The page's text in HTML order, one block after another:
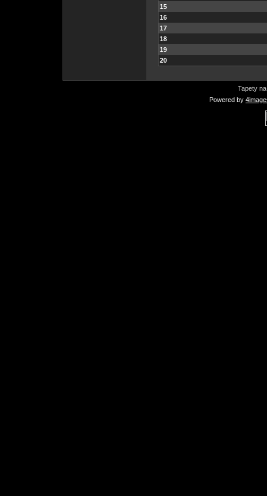
15
16
17
18
19
20
Tapety
Powered by